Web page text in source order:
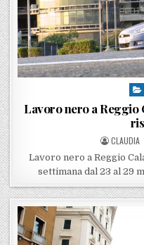
Lavoro nero a Reggio
POSTED
CLAUDIA
Lavoro nero a Reggio
settimana dal 23 al 29